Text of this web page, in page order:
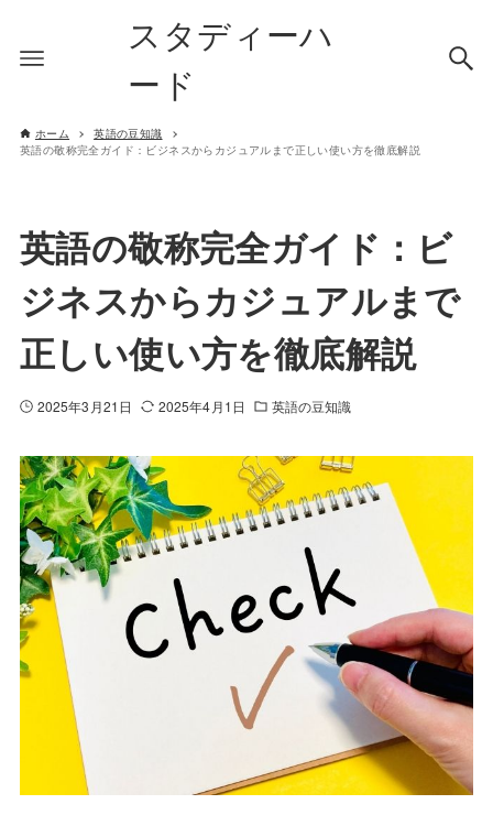
スタディーハ
ード
ホーム
英語の豆知識
英語の敬称完全ガイド：ビジネスからカジュアルまで正しい使い方を徹底解説
英語の敬称完全ガイド：ビ
ジネスからカジュアルまで
正しい使い方を徹底解説
2025年3月21日 2025年4月1日 英語の豆知識